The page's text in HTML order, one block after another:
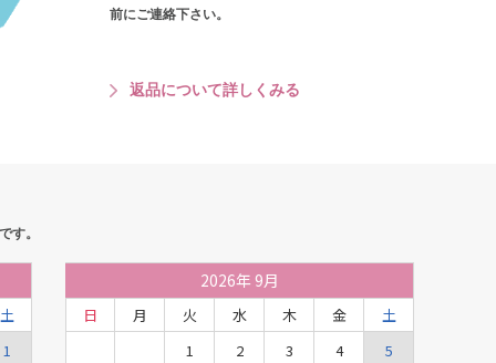
前にご連絡下さい。
返品について詳しくみる
す。
土
1
2026年 9月
日 月 火 水 木 金
土
1
2 3 4
5